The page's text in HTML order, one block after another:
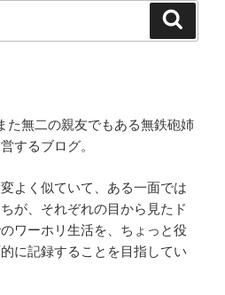
た無二の親友でもある無鉄砲姉
するブログ。
よく似ていて、ある一面では
が、それぞれの目から見たド
ワーホリ生活を、ちょっと役
に記録することを目指してい